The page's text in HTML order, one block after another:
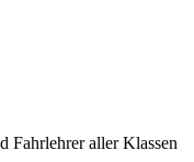
Fahrlehrer aller Klassen